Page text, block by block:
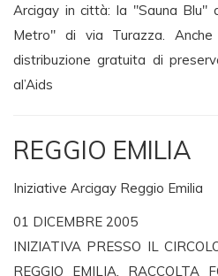
Arcigay in città: la "Sauna Blu"
Metro" di via Turazza.
distribuzione gratuita di
al’Aids
REGGIO EMILIA
Iniziative Arcigay Reggio Emilia
01 DICEMBRE 2005
INIZIATIVA PRESSO IL
REGGIO EMILIA, RACCOLTA